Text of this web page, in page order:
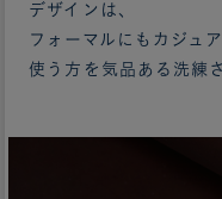
デザインは、
フォーマルにもカジュ
使う方を気品ある洗練